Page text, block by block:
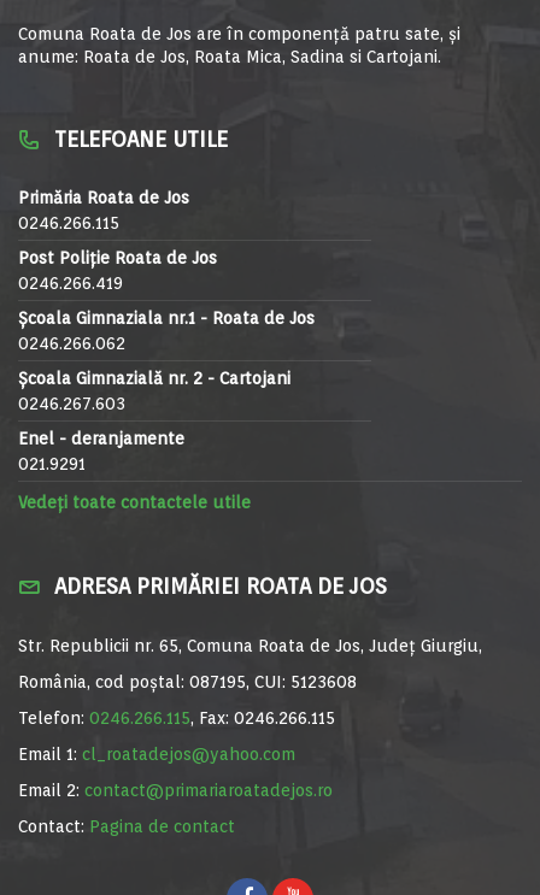
Comuna Roata de Jos are în componență patru sate, și
anume: Roata de Jos, Roata Mica, Sadina si Cartojani.
TELEFOANE UTILE
Primăria Roata de Jos
0246.266.115
Post Poliție Roata de Jos
0246.266.419
Școala Gimnaziala nr.1 - Roata de Jos
0246.266.062
Școala Gimnazială nr. 2 - Cartojani
0246.267.603
Enel - deranjamente
021.9291
Vedeți toate contactele utile
ADRESA PRIMĂRIEI ROATA DE JOS
Str. Republicii nr. 65, Comuna Roata de Jos, Județ Giurgiu,
România, cod poștal: 087195, CUI: 5123608
Telefon: 0246.266.115, Fax: 0246.266.115
Email 1: cl_roatadejos@yahoo.com
Email 2: contact@primariaroatadejos.ro
Contact: Pagina de contact